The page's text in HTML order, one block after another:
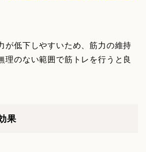
が低下しやすいため、筋力の維持
理のない範囲で筋トレを行うと良
果